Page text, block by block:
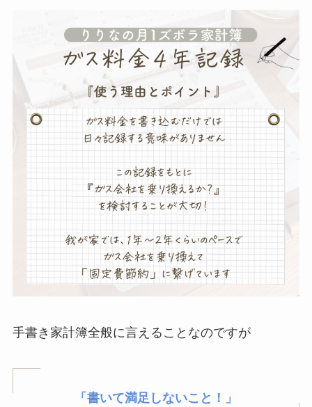
手書き家計簿全般に言えることなのですが
「書いて満足しないこと！」